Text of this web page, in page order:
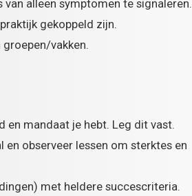
alleen symptomen te signaleren.
gekoppeld zijn.
vakken.
en mandaat je hebt. Leg dit vast.
observeer lessen om sterktes en
met heldere succescriteria.